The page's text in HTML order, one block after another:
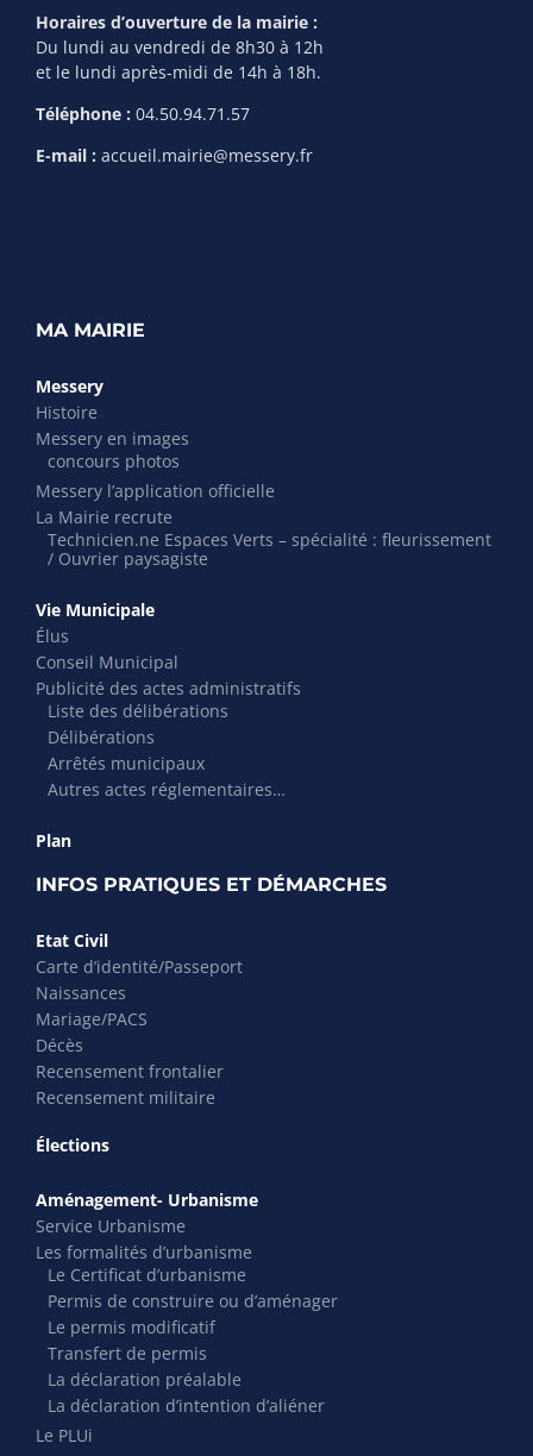
Horaires d’ouverture de la mairie :
Du lundi au vendredi de 8h30 à 12h
et le lundi après-midi de 14h à 18h.
Téléphone : 04.50.94.71.57
E-mail : accueil.mairie@messery.fr
MA MAIRIE
Messery
Histoire
Messery en images
concours photos
Messery l’application officielle
La Mairie recrute
Technicien.ne Espaces Verts – spécialité : fleurissement
/ Ouvrier paysagiste
Vie Municipale
Élus
Conseil Municipal
Publicité des actes administratifs
Liste des délibérations
Délibérations
Arrêtés municipaux
Autres actes réglementaires…
Plan
INFOS PRATIQUES ET DÉMARCHES
Etat Civil
Carte d’identité/Passeport
Naissances
Mariage/PACS
Décès
Recensement frontalier
Recensement militaire
Élections
Aménagement- Urbanisme
Service Urbanisme
Les formalités d’urbanisme
Le Certificat d’urbanisme
Permis de construire ou d’aménager
Le permis modificatif
Transfert de permis
La déclaration préalable
La déclaration d’intention d’aliéner
Le PLUi